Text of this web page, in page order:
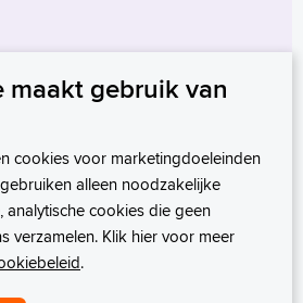
maakt gebruik van
cookies voor marketingdoeleinden
alleen noodzakelijke
analytische cookies die geen
verzamelen. Klik hier voor meer
.